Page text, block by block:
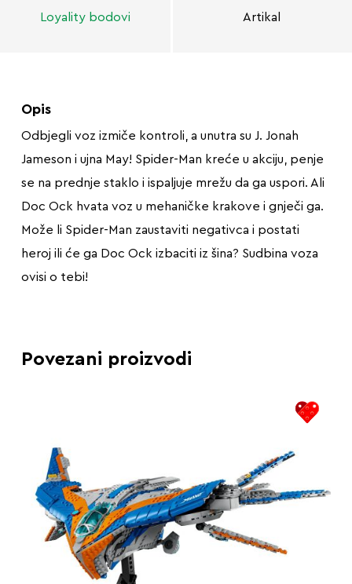
Loyality bodovi Artikal
Opis
Odbjegli voz izmiče kontroli, a unutra su J. Jonah
Jameson i ujna May! Spider-Man kreće u akciju, penje
se na prednje staklo i ispaljuje mrežu da ga uspori. Ali
Doc Ock hvata voz u mehaničke krakove i gnječi ga.
Može li Spider-Man zaustaviti negativca i postati
heroj ili će ga Doc Ock izbaciti iz šina? Sudbina voza
ovisi o tebi!
Povezani proizvodi